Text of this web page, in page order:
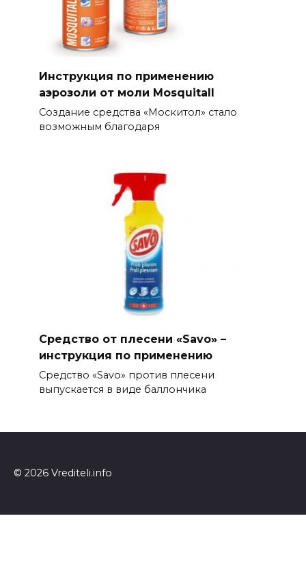
Инструкция по применению
аэрозоли от моли Mosquitall
Создание средства «Москитол» стало
возможным благодаря
Средство от плесени «Savo» –
инструкция по применению
Средство «Savo» против плесени
выпускается в виде баллончика
© 2026 Vrediteli.info